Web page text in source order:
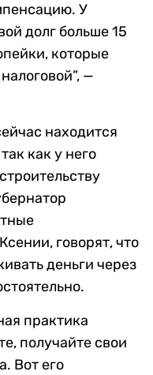
У
долг больше 15
которые
—
находится
как у него
говорят, что
деньги через
практика
получайте свои
Вот его